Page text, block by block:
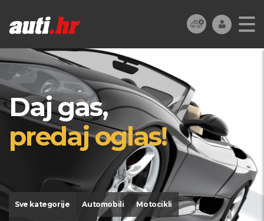
Daj gas,
predaj oglas!
Sve kategorije Automobili Motocikli